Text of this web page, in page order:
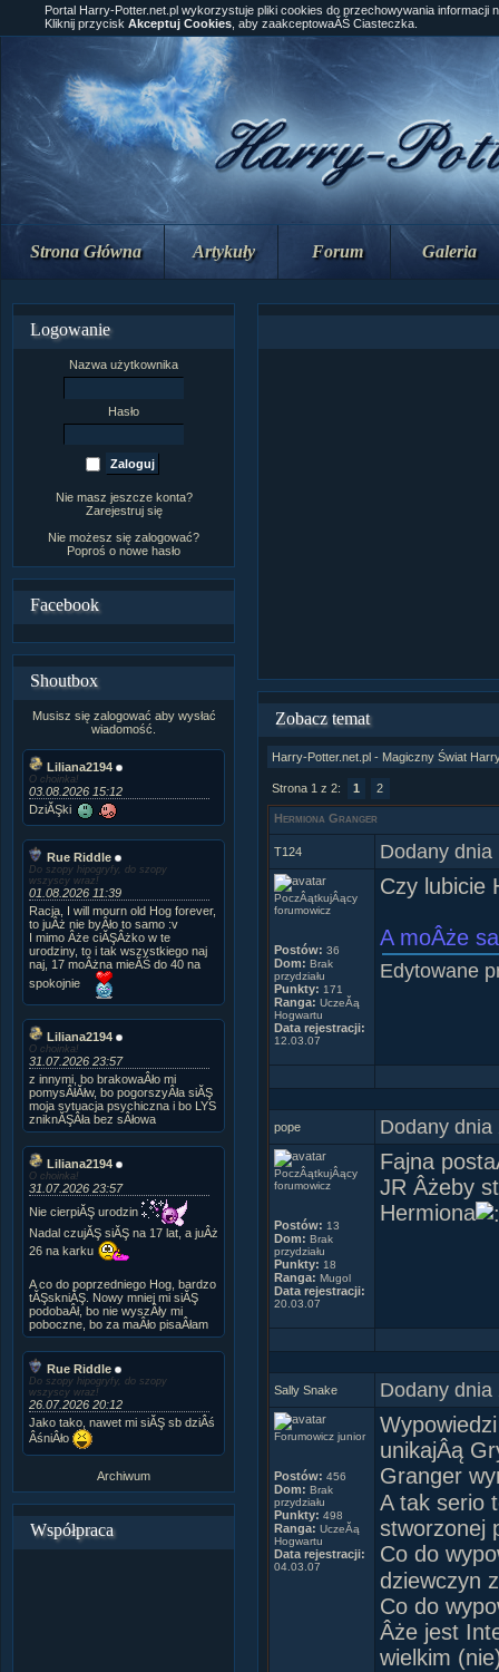
Strona Główna Artykuły Forum Galeria
Logowanie
Nazwa użytkownika
Hasło
Nie masz jeszcze konta?
Zarejestruj się
Nie możesz się zalogować?
Poproś o nowe hasło
Facebook
Shoutbox
Musisz się zalogować aby wysłać
wiadomość.
Liliana2194
O choinka!
03.08.2026 15:12
DziĂŞki
Rue Riddle
Do szopy hipogryfy, do szopy
wszyscy wraz!
01.08.2026 11:39
Racja, I will mourn old Hog forever,
to juÂż nie byÂło to samo :v
I mimo Âże ciĂŞÂżko w te
urodziny, to i tak wszystkiego naj
naj, 17 moÂżna mieĂŚ do 40 na
spokojnie
Liliana2194
O choinka!
31.07.2026 23:57
z innymi, bo brakowaÂło mi
pomysÂłĂłw, bo pogorszyÂła siĂŞ
moja sytuacja psychiczna i bo LYS
zniknĂŞÂła bez sÂłowa
Liliana2194
O choinka!
31.07.2026 23:57
Nie cierpiĂŞ urodzin
Nadal czujĂŞ siĂŞ na 17 lat, a juÂż
26 na karku
A co do poprzedniego Hog, bardzo
tĂŞskniĂŞ. Nowy mniej mi siĂŞ
podobaÂł, bo nie wyszÂły mi
poboczne, bo za maÂło pisaÂłam
Rue Riddle
Do szopy hipogryfy, do szopy
wszyscy wraz!
26.07.2026 20:12
Jako tako, nawet mi siĂŞ sb dziÂś
ÂśniÂło
Archiwum
Współpraca
Portal Harry-Potter.net.pl wykorzystuje pliki cookies do przechowywania informacji
Kliknij przycisk Akceptuj Cookies , aby zaakceptowaĂŚ Ciasteczka.
Zobacz temat
Harry-Potter.net.pl - Magiczny Świat
Strona 1 z 2: 1 2
Hermiona Granger
T124 Dodany
PoczÂątkujÂący
forumowicz
Postów: 36
Dom: Brak
przydziału
Punkty: 171
Ranga: UczeĂą
Hogwartu
Data rejestracji:
12.03.07
Czy lubicie
A moÂże
Edytowane
pope Dodany
PoczÂątkujÂący
forumowicz
Postów: 13
Dom: Brak
przydziału
Punkty: 18
Ranga: Mugol
Data rejestracji:
20.03.07
Fajna
JR Âżeby
Hermiona
Sally Snake Dodany
Forumowicz junior
Postów: 456
Dom: Brak
przydziału
Punkty: 498
Ranga: UczeĂą
Hogwartu
Data rejestracji:
04.03.07
unikajÂą
Granger
A tak serio
stworzonej
Co do
dziewczyn
Co do
Âże jest
wielkim